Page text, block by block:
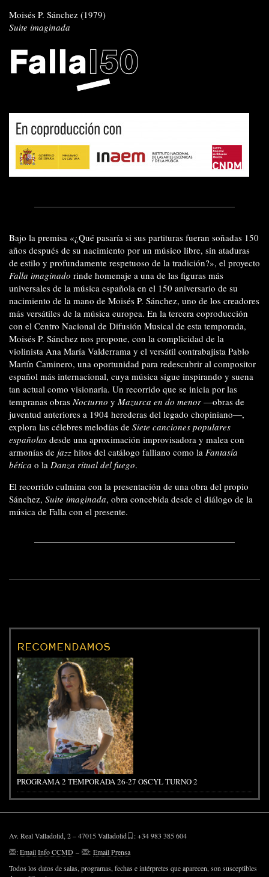
Moisés P. Sánchez (1979)
Suite imaginada
Bajo la premisa «¿Qué pasaría si sus partituras fueran soñadas 150
años después de su nacimiento por un músico libre, sin ataduras
de estilo y profundamente respetuoso de la tradición?», el proyecto
Falla imaginado rinde homenaje a una de las figuras más
universales de la música española en el 150 aniversario de su
nacimiento de la mano de Moisés P. Sánchez, uno de los creadores
más versátiles de la música europea. En la tercera coproducción
con el Centro Nacional de Difusión Musical de esta temporada,
Moisés P. Sánchez nos propone, con la complicidad de la
violinista Ana María Valderrama y el versátil contrabajista Pablo
Martín Caminero, una oportunidad para redescubrir al compositor
español más internacional, cuya música sigue inspirando y suena
tan actual como visionaria. Un recorrido que se inicia por las
tempranas obrasNocturno y Mazurca en do menor —obras de
juventud anteriores a 1904 herederas del legado chopiniano—,
explora las célebres melodías de Siete canciones populares
españolas desde una aproximación improvisadora y malea con
armonías de jazz hitos del catálogo falliano como la Fantasía
bética o la Danza ritual del fuego.
El recorrido culmina con la presentación de una obra del propio
Sánchez, Suite imaginada, obra concebida desde el diálogo de la
música de Falla con el presente.
RECOMENDAMOS
PROGRAMA 2 TEMPORADA 26-27 OSCYL TURNO 2
Av. Real Valladolid, 2 – 47015 Valladolid
: +34 983 385 604
:Email Info CCMD – : Email Prensa
Todos los datos de salas, programas, fechas e intérpretes que aparecen, son susceptibles